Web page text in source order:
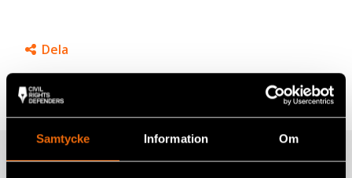
Samtycke Information Om
Dela
Google+
Relaterade artiklar